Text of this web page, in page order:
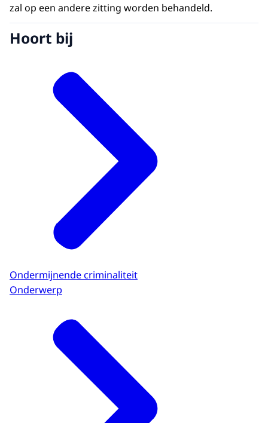
zal op een andere zitting worden behandeld.
Hoort bij
Ondermijnende criminaliteit
Onderwerp